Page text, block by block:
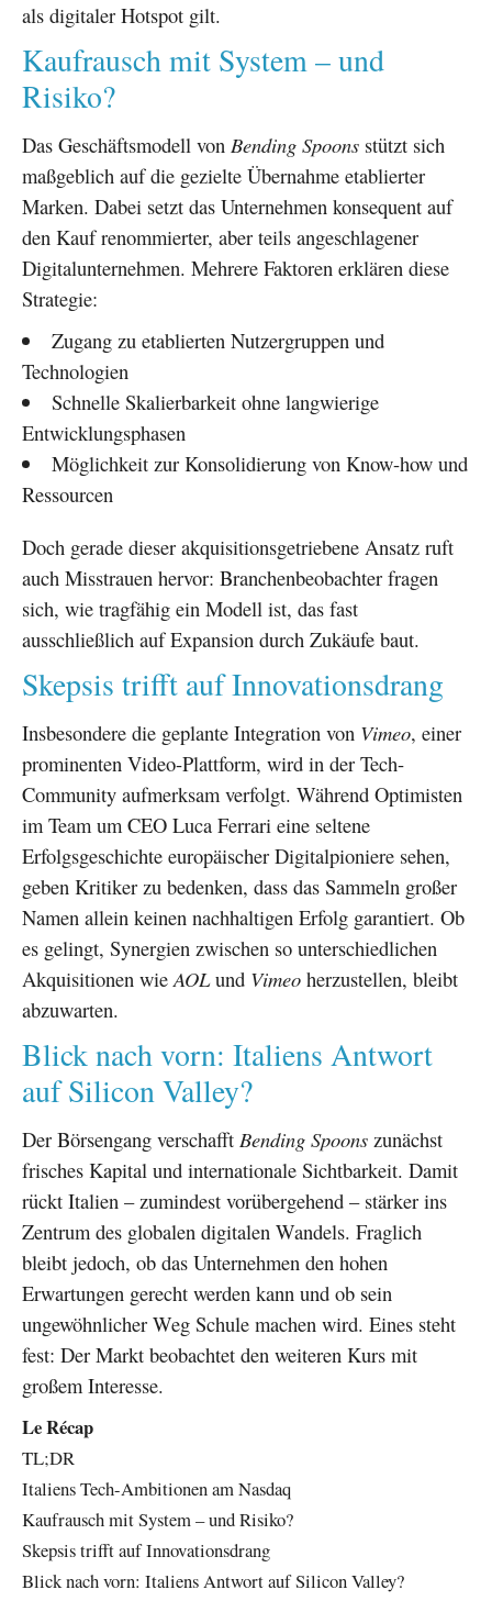
als digitaler Hotspot gilt.
Kaufrausch mit System – und
Risiko?
Das Geschäftsmodell von Bending Spoons stützt sich
maßgeblich auf die gezielte Übernahme etablierter
Marken. Dabei setzt das Unternehmen konsequent auf
den Kauf renommierter, aber teils angeschlagener
Digitalunternehmen. Mehrere Faktoren erklären diese
Strategie:
Zugang zu etablierten Nutzergruppen und
Technologien
Schnelle Skalierbarkeit ohne langwierige
Entwicklungsphasen
Möglichkeit zur Konsolidierung von Know-how und
Ressourcen
Doch gerade dieser akquisitionsgetriebene Ansatz ruft
auch Misstrauen hervor: Branchenbeobachter fragen
sich, wie tragfähig ein Modell ist, das fast
ausschließlich auf Expansion durch Zukäufe baut.
Skepsis trifft auf Innovationsdrang
Insbesondere die geplante Integration von Vimeo, einer
prominenten Video-Plattform, wird in der Tech-
Community aufmerksam verfolgt. Während Optimisten
im Team um CEO Luca Ferrari eine seltene
Erfolgsgeschichte europäischer Digitalpioniere sehen,
geben Kritiker zu bedenken, dass das Sammeln großer
Namen allein keinen nachhaltigen Erfolg garantiert. Ob
es gelingt, Synergien zwischen so unterschiedlichen
Akquisitionen wieAOLund Vimeo herzustellen, bleibt
abzuwarten.
Blick nach vorn: Italiens Antwort
auf Silicon Valley?
Der Börsengang verschafft Bending Spoons zunächst
frisches Kapital und internationale Sichtbarkeit. Damit
rückt Italien – zumindest vorübergehend – stärker ins
Zentrum des globalen digitalen Wandels. Fraglich
bleibt jedoch, ob das Unternehmen den hohen
Erwartungen gerecht werden kann und ob sein
ungewöhnlicher Weg Schule machen wird. Eines steht
fest: Der Markt beobachtet den weiteren Kurs mit
großem Interesse.
Le Récap
TL;DR
Italiens Tech-Ambitionen am Nasdaq
Kaufrausch mit System – und Risiko?
Skepsis trifft auf Innovationsdrang
Blick nach vorn: Italiens Antwort auf Silicon Valley?